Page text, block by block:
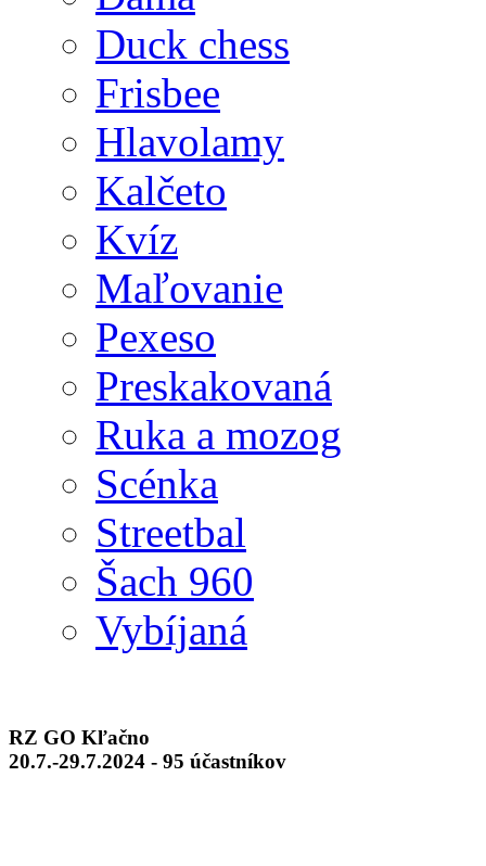
Duck chess
Frisbee
Hlavolamy
Kalčeto
Kvíz
Maľovanie
Pexeso
Preskakovaná
Ruka a mozog
Scénka
Streetbal
Šach 960
Vybíjaná
RZ GO Kľačno
20.7.-29.7.2024 - 95 účastníkov